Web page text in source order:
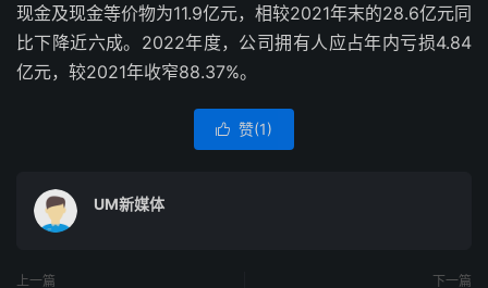
现金及现金等价物为11.9亿元，相较2021年末的28.6亿元同
比下降近六成。2022年度，公司拥有人应占年内亏损4.84
亿元，较2021年收窄88.37%。
 赞(1)
UM新媒体
上一篇 下一篇